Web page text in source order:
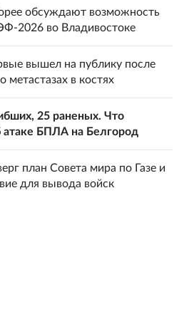
обсуждают возможность
2026 во Владивостоке
вышел на публику после
метастазах в костях
25 раненых. Что
атаке БПЛА на Белгород
план Совета мира по Газе и
для вывода войск